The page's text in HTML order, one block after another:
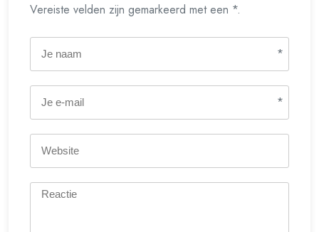
Vereiste velden zijn gemarkeerd met een *.
*
*